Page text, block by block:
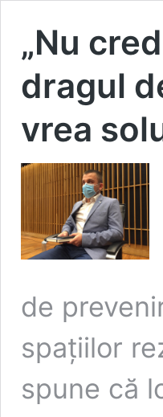
„Nu
dragul
vrea
de
spațiilor
spune că